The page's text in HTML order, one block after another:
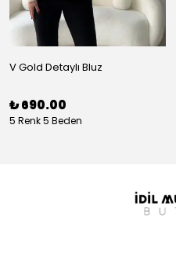
V Gold Detaylı Bluz
₺ 690.00
5 Renk 5 Beden